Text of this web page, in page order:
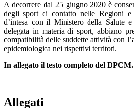
A decorrere dal 25 giugno 2020 è
degli sport di contatto nelle Regioni e
d’intesa con il Ministero della Salute
delegata in materia di sport, abbiano
compatibilità delle suddette attività con
epidemiologica nei rispettivi territori.
In allegato il testo completo del DPCM.
Allegati